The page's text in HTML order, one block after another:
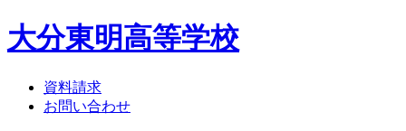
大分東明高等学校
資料請求
お問い合わせ